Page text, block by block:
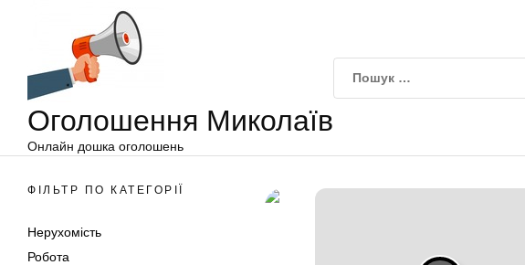
Оголошення Миколаїв
Онлайн дошка оголошень
ФІЛЬТР ПО КАТЕГОРІЇ
Нерухомість
Робота